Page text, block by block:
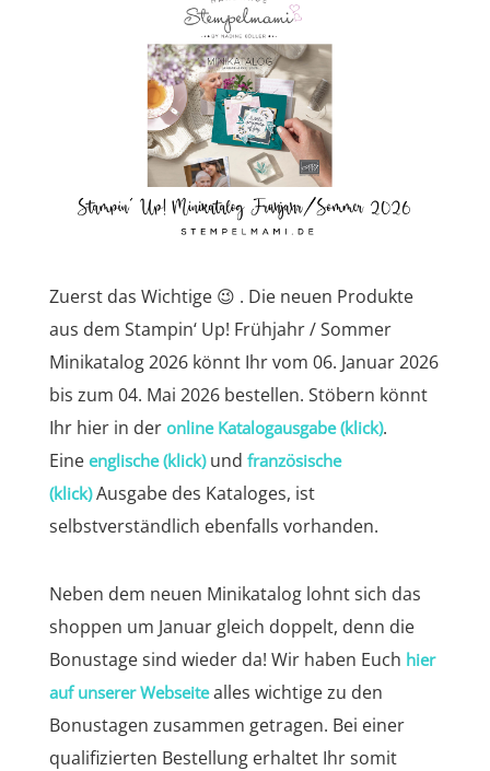
Zuerst das Wichtige 😉 . Die neuen Produkte
aus dem Stampin‘ Up! Frühjahr / Sommer
Minikatalog 2026 könnt Ihr vom 06. Januar 2026
bis zum 04. Mai 2026 bestellen. Stöbern könnt
Ihr hier in der online Katalogausgabe (klick).
Eine englische (klick) und französische
(klick) Ausgabe des Kataloges, ist
selbstverständlich ebenfalls vorhanden.
Neben dem neuen Minikatalog lohnt sich das
shoppen um Januar gleich doppelt, denn die
Bonustage sind wieder da! Wir haben Euch hier
auf unserer Webseitealles wichtige zu den
Bonustagen zusammen getragen. Bei einer
qualifizierten Bestellung erhaltet Ihr somit